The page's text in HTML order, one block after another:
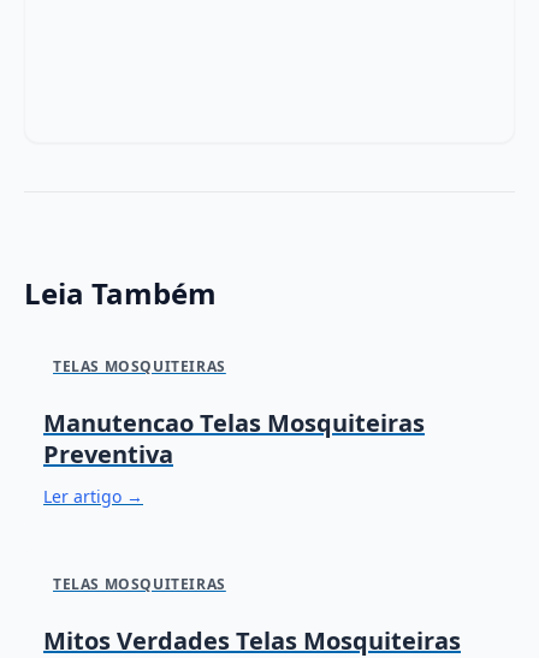
Leia Também
TELAS MOSQUITEIRAS
Manutencao Telas Mosquiteiras
Preventiva
Ler artigo →
TELAS MOSQUITEIRAS
Mitos Verdades Telas Mosquiteiras